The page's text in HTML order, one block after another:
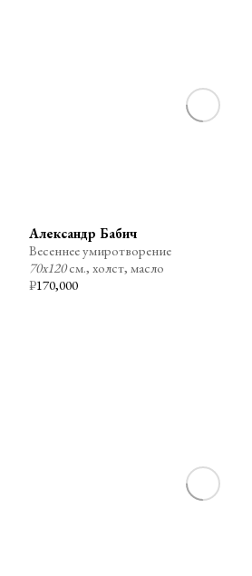
₽170,000
Александр Бабич
Весеннее умиротворение
70х120см., холст, масло